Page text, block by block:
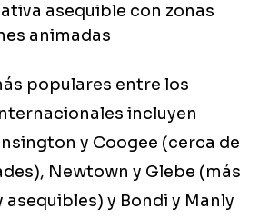
asequible con zonas
animadas
populares entre los
incluyen
y Coogee (cerca de
Newtown y Glebe (más
y Bondi y Manly